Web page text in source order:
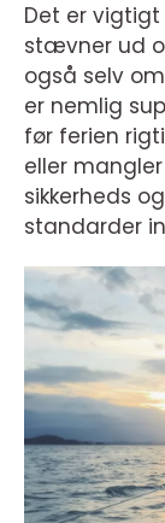
Det er vigtigt
stævner ud
også selv
er nemlig
før ferien
eller
sikkerheds
standarder